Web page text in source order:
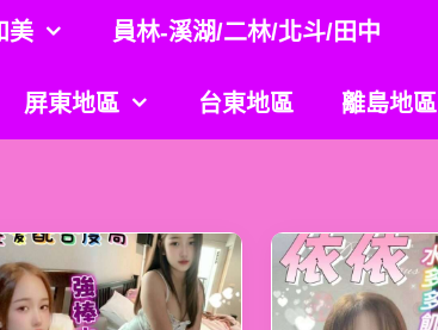
美 員林-溪湖/二林/北斗/田中
屏東地區 台東地區 離島地區